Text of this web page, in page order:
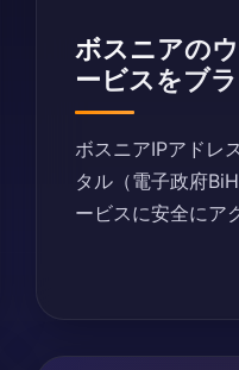
ボスニアの
ービスをブ
ボスニアIPアドレ
タル（電子政府
ービスに安全にア